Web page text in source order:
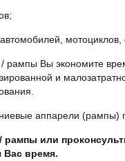
мотоциклов,
рампы Вы экономите
и
аппарели (рампы)
рампы или
Вас время.